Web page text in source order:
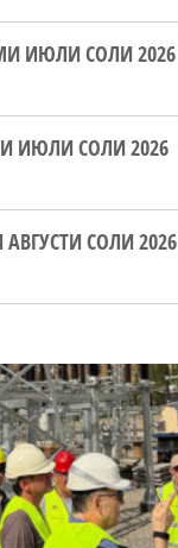
ИЮЛИ СОЛИ 2026
ИЮЛИ СОЛИ 2026
СОЛИ 2026